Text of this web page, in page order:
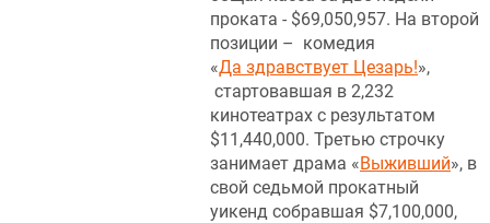
проката - $69,050,957. На второй
позиции – комедия
«Да здравствует Цезарь!»,
стартовавшая в 2,232
кинотеатрах с результатом
$11,440,000. Третью строчку
занимает драма «Выживший», в
свой седьмой прокатный
уикенд собравшая $7,100,000,